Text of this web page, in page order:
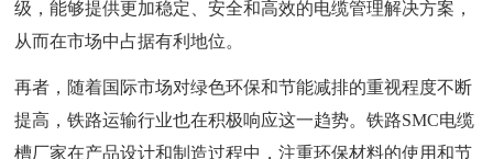
级，能够提供更加稳定、安全和高效的电缆管理解决方案，
从而在市场中占据有利地位。
再者，随着国际市场对绿色环保和节能减排的重视程度不断
提高，铁路运输行业也在积极响应这一趋势。铁路SMC电缆
槽厂家在产品设计和制造过程中，注重环保材料的使用和节